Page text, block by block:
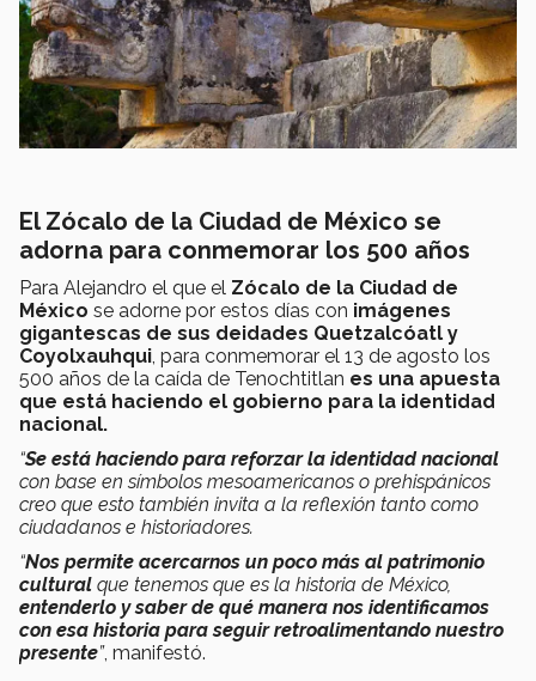
El Zócalo de la Ciudad de México se
adorna para conmemorar los 500 años
Para Alejandro el que el Zócalo de la Ciudad de
México se adorne por estos días con imágenes
gigantescas de sus deidades Quetzalcóatl y
Coyolxauhqui , para conmemorar el 13 de agosto los
500 años de la caída de Tenochtitlan es una apuesta
que está haciendo el gobierno para la identidad
nacional.
“Se está haciendo para reforzar la identidad nacional
con base en símbolos mesoamericanos o prehispánicos
creo que esto también invita a la reflexión tanto como
ciudadanos e historiadores.
“Nos permite acercarnos un poco más al patrimonio
cultural que tenemos que es la historia de México,
entenderlo y saber de qué manera nos identificamos
con esa historia para seguir retroalimentando nuestro
presente”, manifestó.